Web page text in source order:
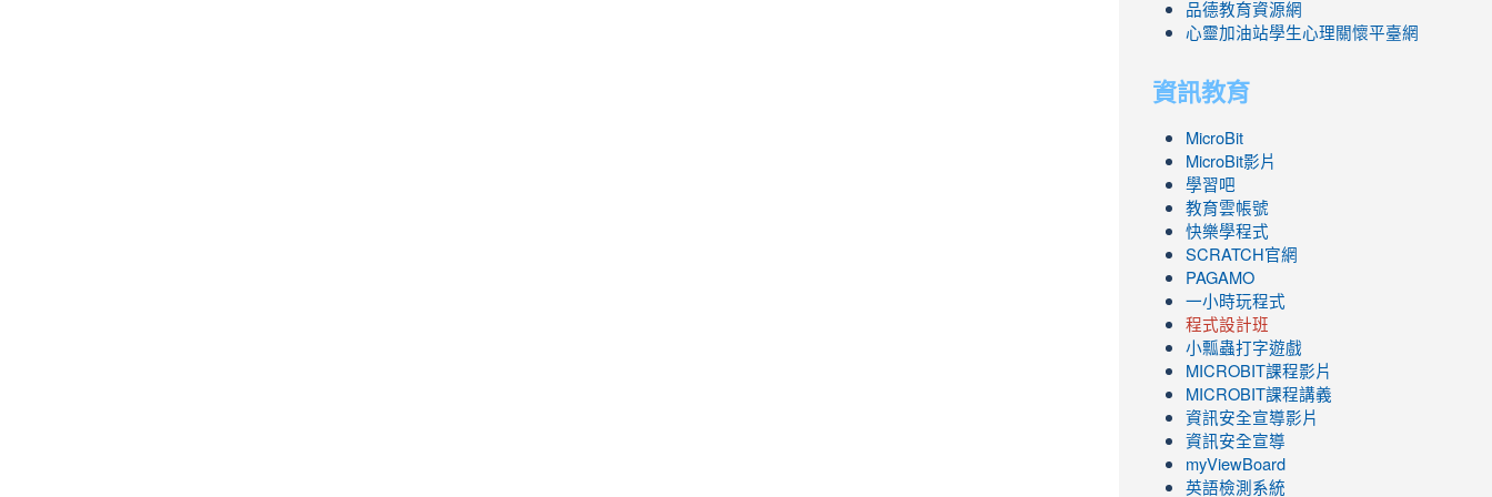
品德教育資源網
心靈加油站學生心理關懷平臺網
資訊教育
MicroBit
MicroBit影片
學習吧
教育雲帳號
快樂學程式
SCRATCH官網
PAGAMO
一小時玩程式
程式設計班
小瓢蟲打字遊戲
link
to
https://www.youtube.com/channel/
ZBGmXwlbUndNA/videos?
view=0&sort=dd&shelf_id=0
MICROBIT課程影片
link
to
https://www.youtube.com/channel/
ZBGmXwlbUndNA/videos?
view=0&sort=dd&shelf_id=0
MICROBIT課程講義
資訊安全宣導影片
資訊安全宣導
myViewBoard
英語檢測系統